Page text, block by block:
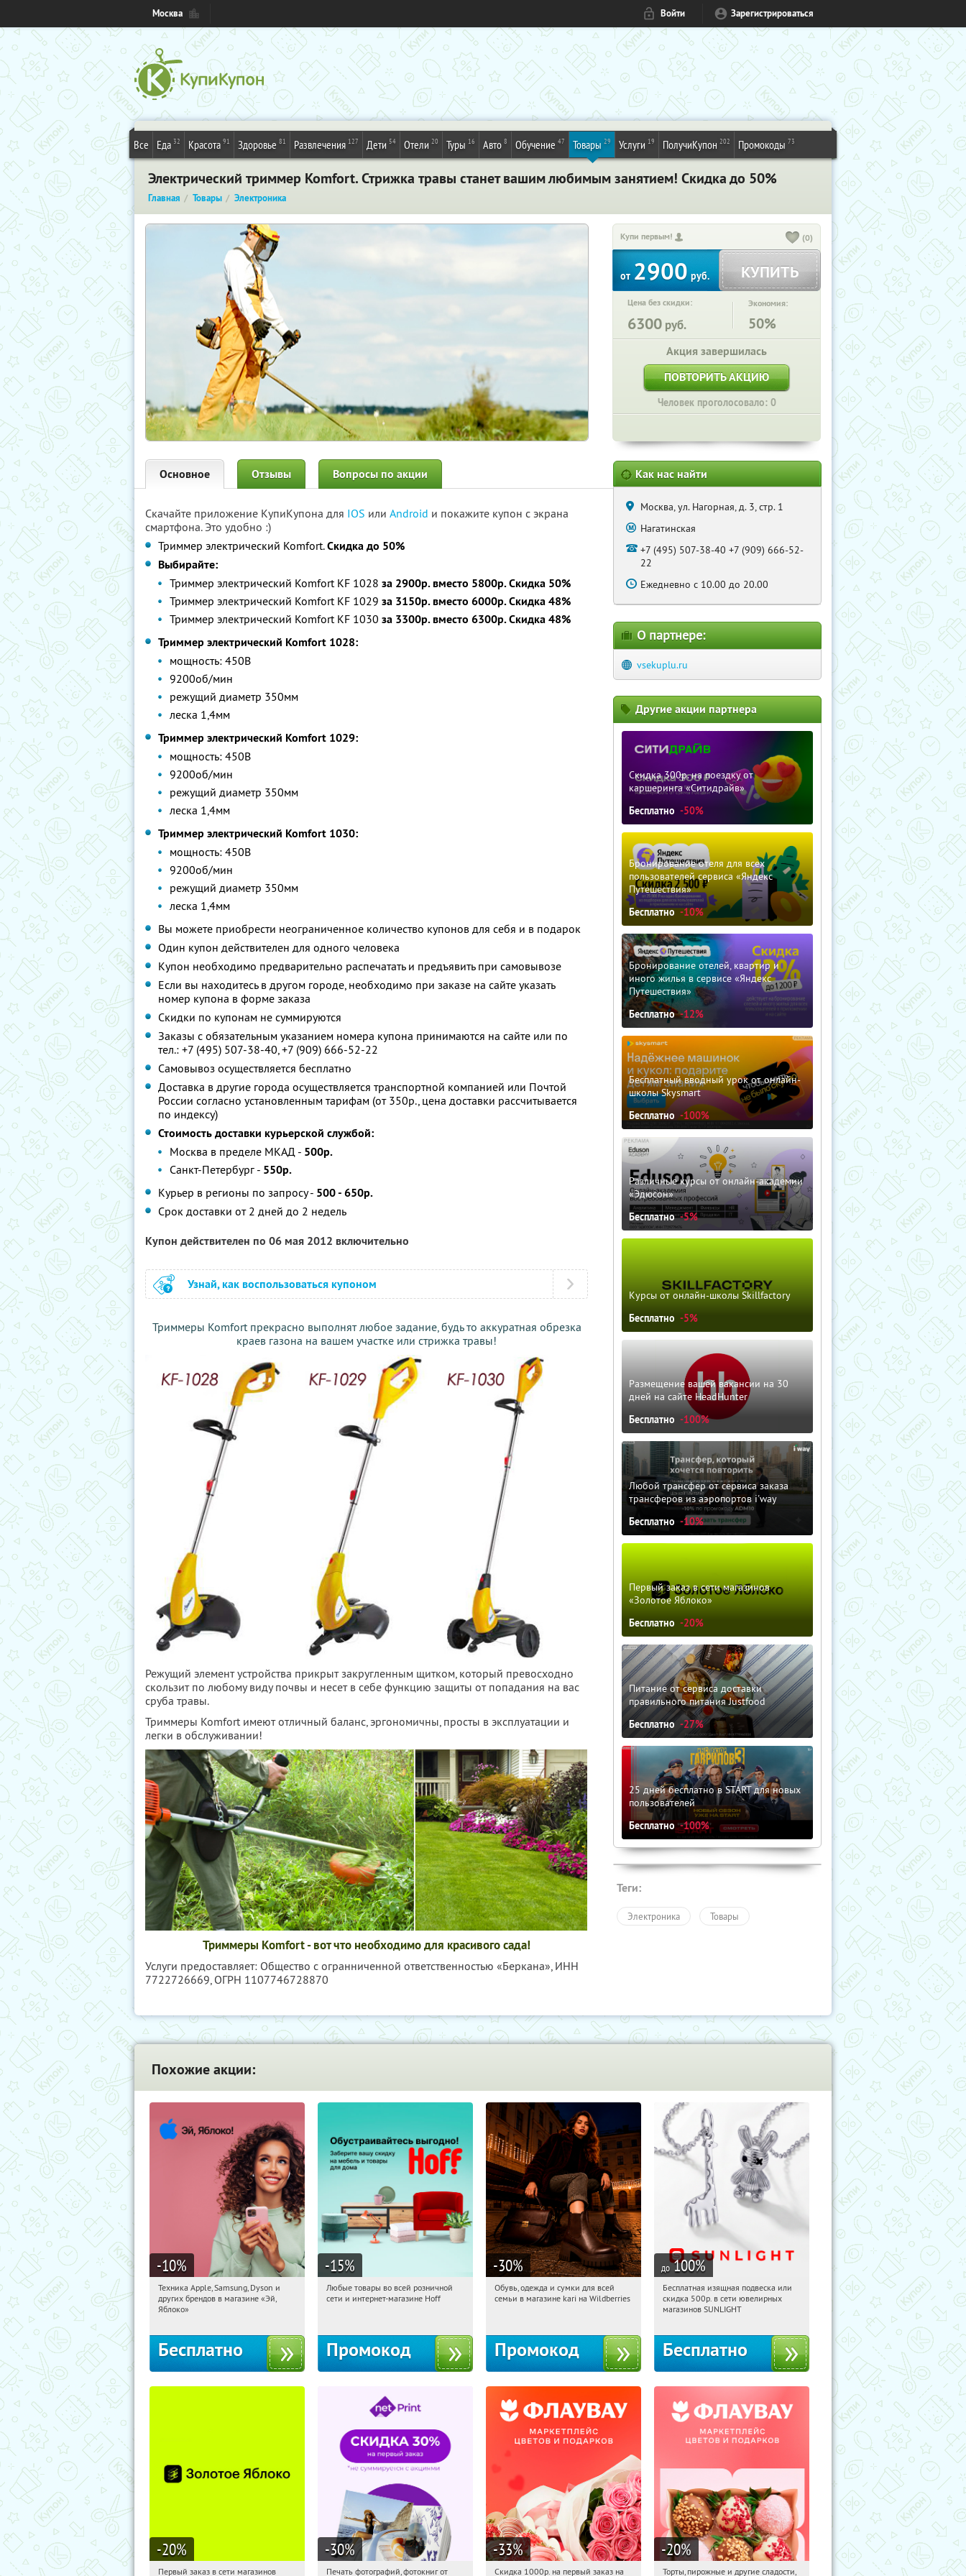
Москва Войти Зарегистрироваться
Все Еда 32 Красота 91 Здоровье 81 Развлечения 127 Дети 54 Отели 20 Туры 16 Авто 8 Обучение 47 Товары 29 Услуги 19 ПолучиКупон 202 Промокоды 73
Электрический триммер Komfort. Стрижка травы станет вашим любимым занятием! Скидка до 50%
Главная Товары Электроника
Купи первым! (0)
от 2900 руб. КУПИТЬ
Цена без скидки:
6300 руб.
Экономия:
50%
Акция завершилась
ПОВТОРИТЬ АКЦИЮ
Человек проголосовало: 0
Основное Отзывы Вопросы по акции
Скачайте приложение КупиКупона для IOS или Android и покажите купон с экрана
смартфона. Это удобно :)
Триммер электрический Komfort.Скидка до 50%
Выбирайте:
Триммер электрический Komfort KF 1028 за 2900р. вместо 5800р. Скидка 50%
Триммер электрический Komfort KF 1029 за 3150р. вместо 6000р. Скидка 48%
Триммер электрический Komfort KF 1030 за 3300р. вместо 6300р. Скидка 48%
Триммер электрический Komfort 1028:
мощность: 450В
9200об/мин
режущий диаметр 350мм
леска 1,4мм
Триммер электрический Komfort 1029:
мощность: 450В
9200об/мин
режущий диаметр 350мм
леска 1,4мм
Триммер электрический Komfort 1030:
мощность: 450В
9200об/мин
режущий диаметр 350мм
леска 1,4мм
Вы можете приобрести неограниченное количество купонов для себя и в подарок
Один купон действителен для одного человека
Купон необходимо предварительно распечатать и предъявить при самовывозе
Если вы находитесь в другом городе, необходимо при заказе на сайте указать
номер купона в форме заказа
Скидки по купонам не суммируются
Заказы с обязательным указанием номера купона принимаются на сайте или по
тел.: +7 (495) 507-38-40, +7 (909) 666-52-22
Самовывоз осуществляется бесплатно
Доставка в другие города осуществляется транспортной компанией или Почтой
России согласно установленным тарифам (от 350р., цена доставки рассчитывается
по индексу)
Стоимость доставки курьерской службой:
Москва в пределе МКАД - 500р.
Санкт-Петербург - 550р.
Курьер в регионы по запросу - 500 - 650р.
Срок доставки от 2 дней до 2 недель
Купон действителен по 06 мая 2012 включительно
Узнай, как воспользоваться купоном
Триммеры Komfort прекрасно выполнят любое задание, будь то аккуратная обрезка
краев газона на вашем участке или стрижка травы!
Режущий элемент устройства прикрыт закругленным щитком, который превосходно
скользит по любому виду почвы и несет в себе функцию защиты от попадания на вас
сруба травы.
Триммеры Komfort имеют отличный баланс, эргономичны, просты в эксплуатации и
легки в обслуживании!
Триммеры Komfort - вот что необходимо для красивого сада!
Услуги предоставляет: Общество с огранниченной ответственностью «Беркана», ИНН
7722726669, ОГРН 1107746728870
Как нас найти
Москва, ул. Нагорная, д. 3, стр. 1
Нагатинская
+7 (495) 507-38-40 +7 (909) 666-52-
22
Eжедневно с 10.00 до 20.00
О партнере:
vsekuplu.ru
Другие акции партнера
Скидка 300р. на поездку от
каршеринга «Ситидрайв»
Бесплатно -50%
Бронирование отеля для всех
пользователей сервиса «Яндекс
Путешествия»
Бесплатно -10%
Бронирование отелей, квартир и
иного жилья в сервисе «Яндекс
Путешествия»
Бесплатно -12%
Бесплатный вводный урок от онлайн-
школы Skysmart
Бесплатно -100%
Различные курсы от онлайн-академии
«Эдюсон»
Бесплатно -5%
Курсы от онлайн-школы Skillfactory
Бесплатно -5%
Размещение вашей вакансии на 30
дней на сайте HeadHunter
Бесплатно -100%
Любой трансфер от сервиса заказа
трансферов из аэропортов i'way
Бесплатно -10%
Первый заказ в сети магазинов
«Золотое Яблоко»
Бесплатно -20%
Питание от сервиса доставки
правильного питания Justfood
Бесплатно -27%
25 дней бесплатно в START для новых
пользователей
Бесплатно -100%
Теги:
Электроника Товары
Похожие акции:
-10%
19:58:02
Получи первым!
Багратионовская
Техника Apple, Samsung, Dyson и
других брендов в магазине «Эй,
Яблоко»
Бесплатно
-15%
19:58:02 Получили:
Любые товары во всей розничной
сети и интернет-магазине Hoff
Промокод
-30%
19:58:02 Получили:
Обувь, одежда и сумки для всей
семьи в магазине kari на Wildberries
Промокод
до 100%
19:58:02 Получили:
Россия
Бесплатная изящная подвеска или
скидка 500р. в сети ювелирных
магазинов SUNLIGHT
Бесплатно
-20%
Первый заказ в сети магазинов
-30%
Печать фотографий, фотокниг от
-33%
Скидка 1000р. на первый заказ на
-20%
Торты, пирожные и другие сладости,